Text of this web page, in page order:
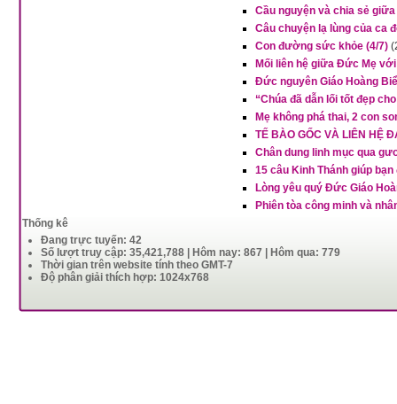
Cầu nguyện và chia sẻ
Câu chuyện lạ lùng của ca
Con đường sức khỏe (4/7)
Mối liên hệ giữa Đức Mẹ
Đức nguyên Giáo Hoàng
“Chúa đã dẫn lối tốt đẹp
Mẹ không phá thai, 2 con
TẾ BÀO GỐC VÀ LIÊN HỆ
Chân dung linh mục qua
15 câu Kinh Thánh giúp
Lòng yêu quý Đức Giáo
Phiên tòa công minh và
Thống kê
Đang trực tuyến: 42
Số lượt truy cập: 35,421,788 | Hôm nay: 867 | Hôm qua: 779
Thời gian trên website tính theo GMT-7
Độ phân giải thích hợp: 1024x768